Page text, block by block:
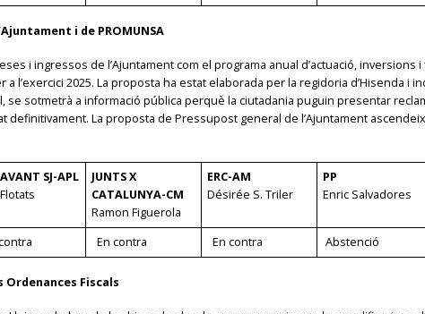
i de PROMUNSA
i ingressos de l’Ajuntament com el programa anual d’actuació, inversions
a l’exercici 2025. La proposta ha estat elaborada per la regidoria d’Hisenda i
se sotmetrà a informació pública perquè la ciutadania puguin presentar
definitivament. La proposta de Pressupost general de l’Ajuntament
SJ-APL
JUNTS X
CATALUNYA-CM
Ramon Figuerola
ERC-AM
Désirée S. Triler
PP
Enric Salvadores
En contra En contra Abstenció
Fiscals